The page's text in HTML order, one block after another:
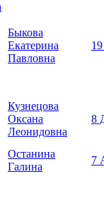
Быкова
Екатерина
Павловна
Кузнецова
Оксана
Леонидовна
8
Останина
Галина
7